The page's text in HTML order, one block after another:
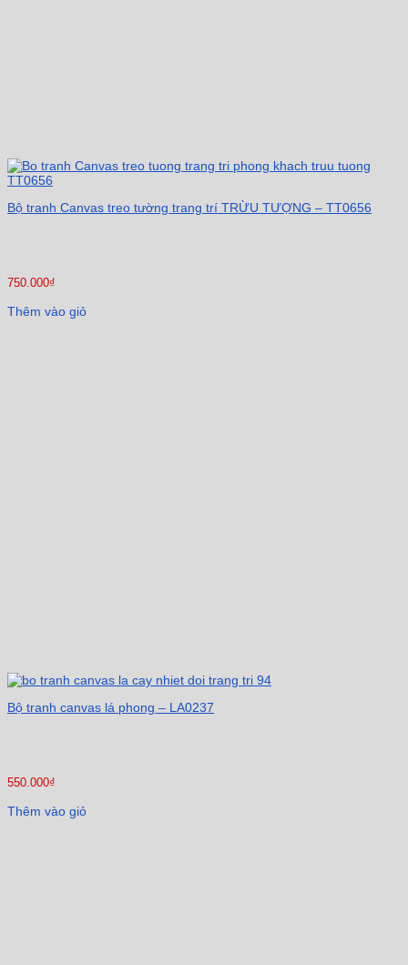
Bộ tranh Canvas treo tường trang trí TRỪU TƯỢNG – TT0656
750.000₫
Thêm vào giỏ
Bộ tranh canvas lá phong – LA0237
550.000₫
Thêm vào giỏ